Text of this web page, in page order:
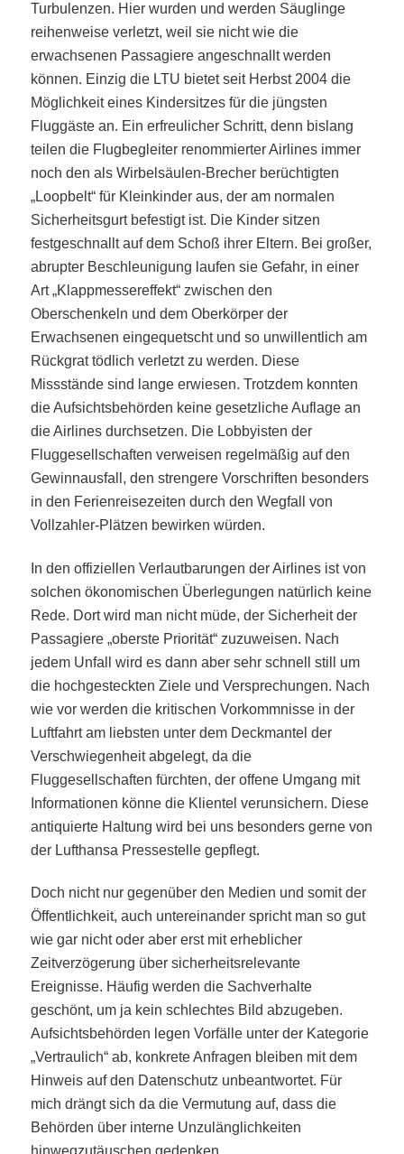
Turbulenzen. Hier wurden und werden Säuglinge
reihenweise verletzt, weil sie nicht wie die
erwachsenen Passagiere angeschnallt werden
können. Einzig die LTU bietet seit Herbst 2004 die
Möglichkeit eines Kindersitzes für die jüngsten
Fluggäste an. Ein erfreulicher Schritt, denn bislang
teilen die Flugbegleiter renommierter Airlines immer
noch den als Wirbelsäulen-Brecher berüchtigten
„Loopbelt“ für Kleinkinder aus, der am normalen
Sicherheitsgurt befestigt ist. Die Kinder sitzen
festgeschnallt auf dem Schoß ihrer Eltern. Bei großer,
abrupter Beschleunigung laufen sie Gefahr, in einer
Art „Klappmessereffekt“ zwischen den
Oberschenkeln und dem Oberkörper der
Erwachsenen eingequetscht und so unwillentlich am
Rückgrat tödlich verletzt zu werden. Diese
Missstände sind lange erwiesen. Trotzdem konnten
die Aufsichtsbehörden keine gesetzliche Auflage an
die Airlines durchsetzen. Die Lobbyisten der
Fluggesellschaften verweisen regelmäßig auf den
Gewinnausfall, den strengere Vorschriften besonders
in den Ferienreisezeiten durch den Wegfall von
Vollzahler-Plätzen bewirken würden.
In den offiziellen Verlautbarungen der Airlines ist von
solchen ökonomischen Überlegungen natürlich keine
Rede. Dort wird man nicht müde, der Sicherheit der
Passagiere „oberste Priorität“ zuzuweisen. Nach
jedem Unfall wird es dann aber sehr schnell still um
die hochgesteckten Ziele und Versprechungen. Nach
wie vor werden die kritischen Vorkommnisse in der
Luftfahrt am liebsten unter dem Deckmantel der
Verschwiegenheit abgelegt, da die
Fluggesellschaften fürchten, der offene Umgang mit
Informationen könne die Klientel verunsichern. Diese
antiquierte Haltung wird bei uns besonders gerne von
der Lufthansa Pressestelle gepflegt.
Doch nicht nur gegenüber den Medien und somit der
Öffentlichkeit, auch untereinander spricht man so gut
wie gar nicht oder aber erst mit erheblicher
Zeitverzögerung über sicherheitsrelevante
Ereignisse. Häufig werden die Sachverhalte
geschönt, um ja kein schlechtes Bild abzugeben.
Aufsichtsbehörden legen Vorfälle unter der Kategorie
„Vertraulich“ ab, konkrete Anfragen bleiben mit dem
Hinweis auf den Datenschutz unbeantwortet. Für
mich drängt sich da die Vermutung auf, dass die
Behörden über interne Unzulänglichkeiten
hinwegzutäuschen gedenken.